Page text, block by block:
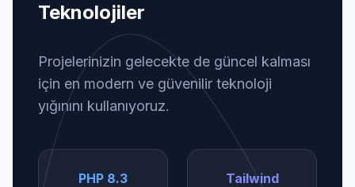
Teknolojiler
Projelerinizin gelecekte de güncel kalması
için en modern ve güvenilir teknoloji
yığınını kullanıyoruz.
PHP 8.3 Tailwind